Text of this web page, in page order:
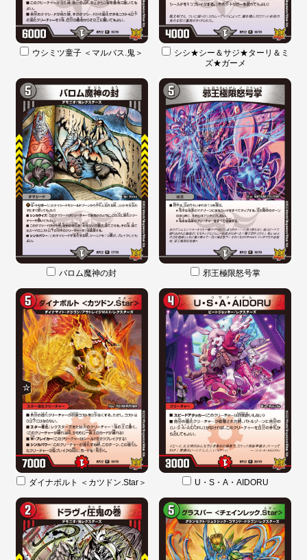
ウシミツ童子 ＜マルバス.鬼＞
シシ★シー＆サジ★ターリ＆ミ
ズ★ガーメ
バロム魔神の封 邪王極限怒号掌
ダイナボルト ＜カツドン.Star＞ U・S・A・AIDORU